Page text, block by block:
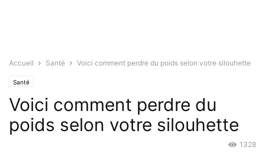
Accueil Santé Voici comment perdre du poids selon votre silouhette
Santé
Voici comment perdre du
poids selon votre silouhette
1328